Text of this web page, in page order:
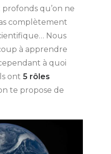
qu’on ne
complètement
Nous
à apprendre
à quoi
ont 5 rôles
te propose de